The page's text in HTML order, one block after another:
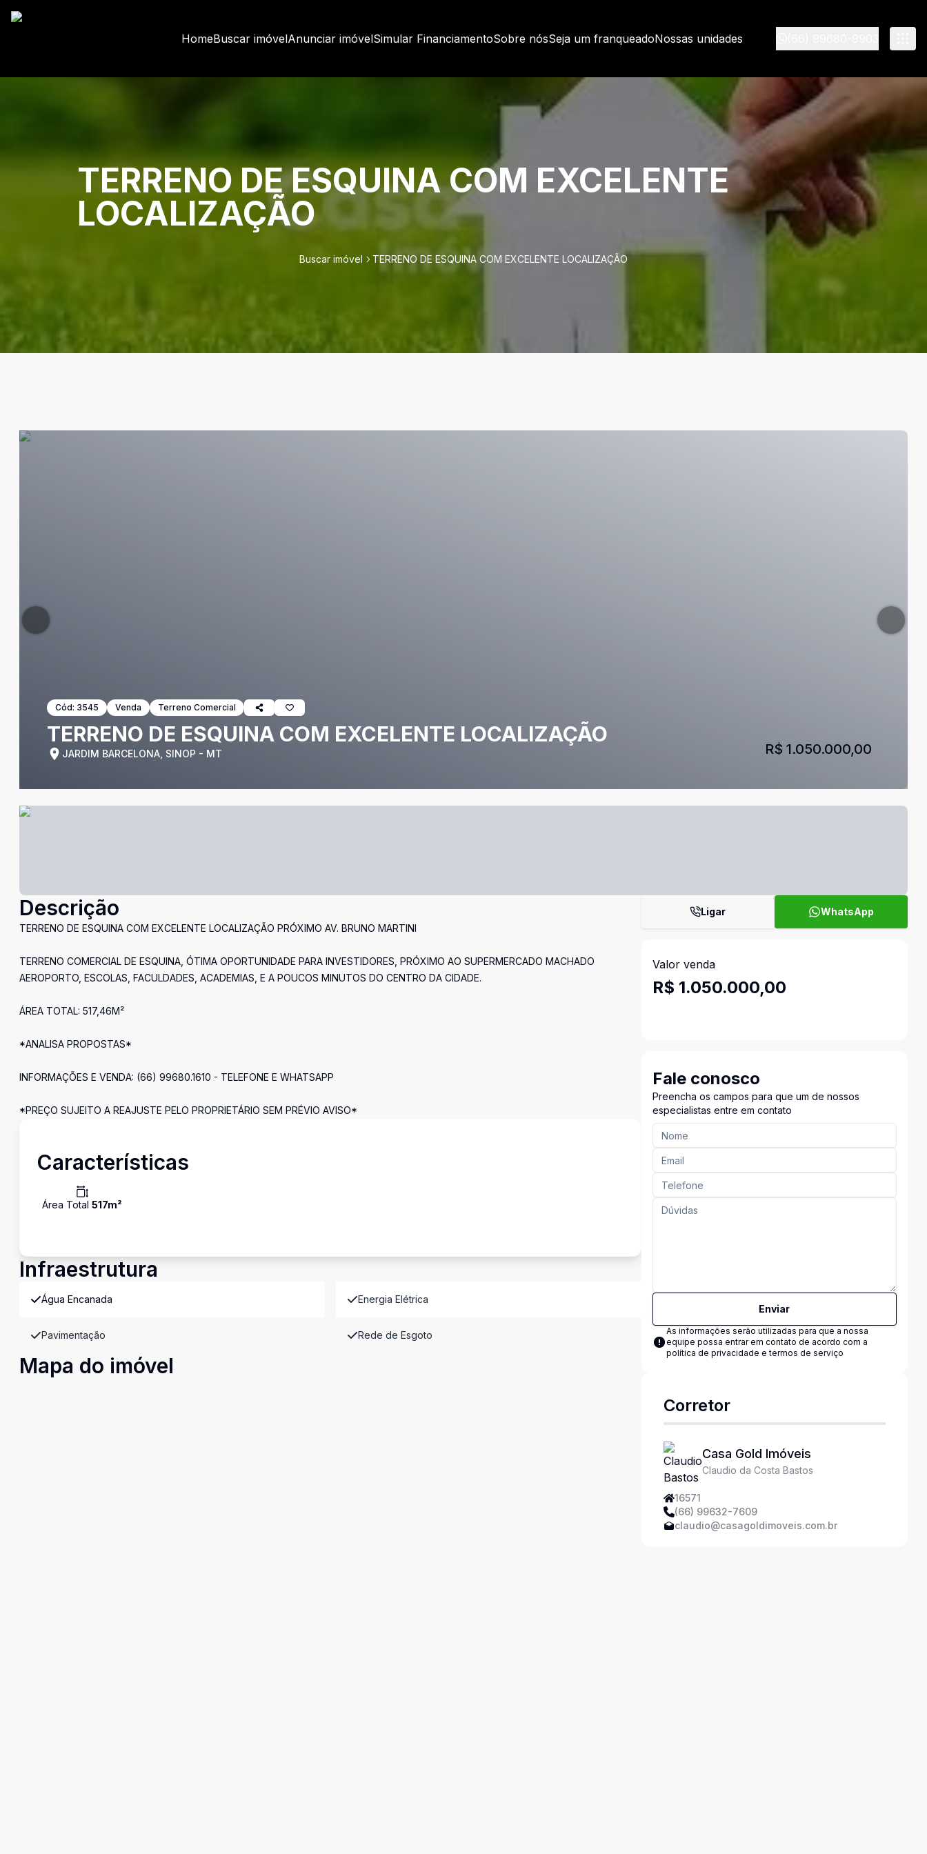
HomeBuscar imóvelAnunciar imóvelSimular FinanciamentoSobre nósSeja um franqueadoNossas unidades
TERRENO DE ESQUINA COM EXCELENTE
LOCALIZAÇÃO
Buscar imóvel TERRENO DE ESQUINA COM EXCELENTE LOCALIZAÇÃO
Cód: 3545 Venda Terreno Comercial
TERRENO DE ESQUINA COM EXCELENTE LOCALIZAÇÃO
JARDIM BARCELONA, SINOP - MT R$ 1.050.000,00
Descrição
TERRENO DE ESQUINA COM EXCELENTE LOCALIZAÇÃO PRÓXIMO AV. BRUNO MARTINI
TERRENO COMERCIAL DE ESQUINA, ÓTIMA OPORTUNIDADE PARA INVESTIDORES, PRÓXIMO AO SUPERMERCADO MACHADO
AEROPORTO, ESCOLAS, FACULDADES, ACADEMIAS, E A POUCOS MINUTOS DO CENTRO DA CIDADE.
ÁREA TOTAL: 517,46M²
*ANALISA PROPOSTAS*
INFORMAÇÕES E VENDA: (66) 99680.1610 - TELEFONE E WHATSAPP
*PREÇO SUJEITO A REAJUSTE PELO PROPRIETÁRIO SEM PRÉVIO AVISO*
Características
Área Total 517m²
Infraestrutura
Água Encanada Energia Elétrica
Pavimentação Rede de Esgoto
Mapa do imóvel
Ligar WhatsApp
Valor venda
R$ 1.050.000,00
Fale conosco
Preencha os campos para que um de nossos
especialistas entre em contato
Enviar
As informações serão utilizadas para que a nossa
equipe possa entrar em contato de acordo com a
política de privacidade e termos de serviço
Corretor
Casa Gold Imóveis
Claudio da Costa Bastos
16571
(66) 99632-7609
claudio@casagoldimoveis.com.br